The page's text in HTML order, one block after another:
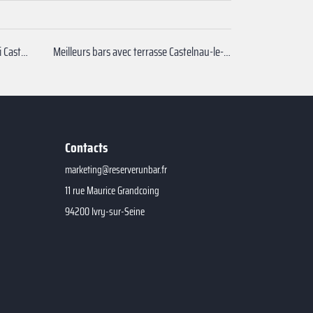
Privatiser bar à tapas autour de moi Castelnau-le-Lez
Meilleurs bars avec terrasse Castelnau-le-Lez
Contacts
marketing@reserverunbar.fr
11 rue Maurice Grandcoing
94200 Ivry-sur-Seine